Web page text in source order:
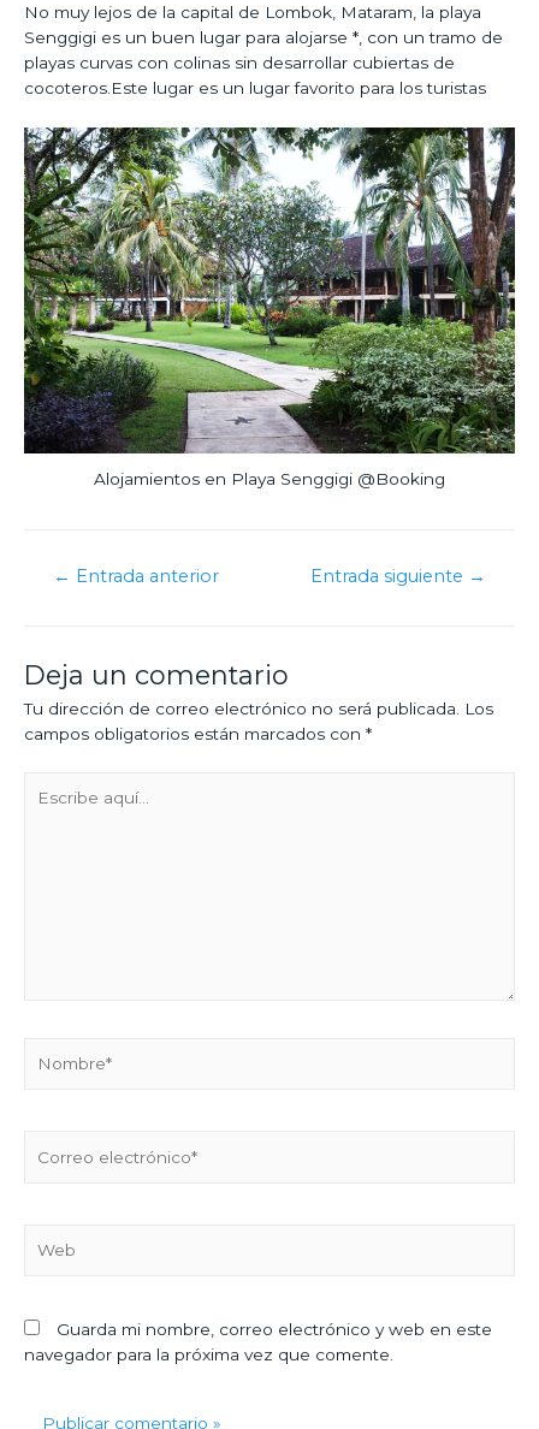
No muy lejos de la capital de Lombok, Mataram, la playa
Senggigi es un buen lugar para alojarse *, con un tramo de
playas curvas con colinas sin desarrollar cubiertas de
cocoteros.Este lugar es un lugar favorito para los turistas
Alojamientos en Playa Senggigi @Booking
← Entrada anterior Entrada siguiente →
Deja un comentario
Tu dirección de correo electrónico no será publicada. Los
campos obligatorios están marcados con *
Guarda mi nombre, correo electrónico y web en este
navegador para la próxima vez que comente.